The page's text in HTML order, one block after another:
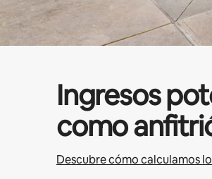
Ingresos
como
Descubre cómo calculamos